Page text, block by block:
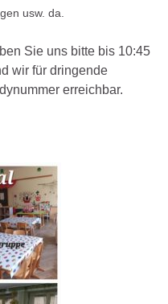
usw. da.
Sie uns bitte bis 10:45
wir für dringende
erreichbar.